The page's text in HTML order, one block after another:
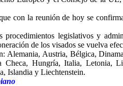
con la reunión de hoy se
legislativos y
de los visados se vuelva
Alemania, Austria, Bélgica,
Checa, Hungría, Italia, Letonia,
Islandia y Liechtenstein.